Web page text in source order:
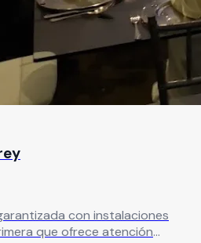
con instalaciones
que ofrece atención